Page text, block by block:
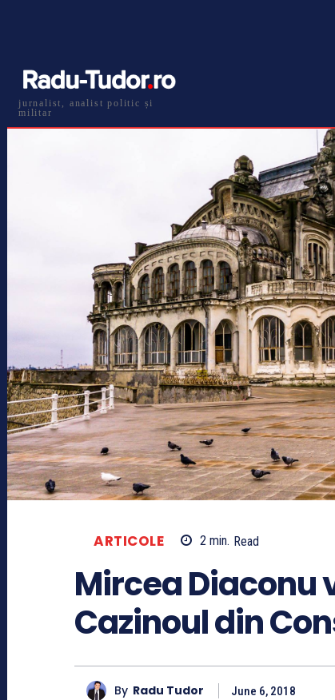
jurnalist, analist politic și
militar
ARTICOLE 2 min. Read
Mircea Diaconu
Cazinoul din
By Radu Tudor June 6, 2018